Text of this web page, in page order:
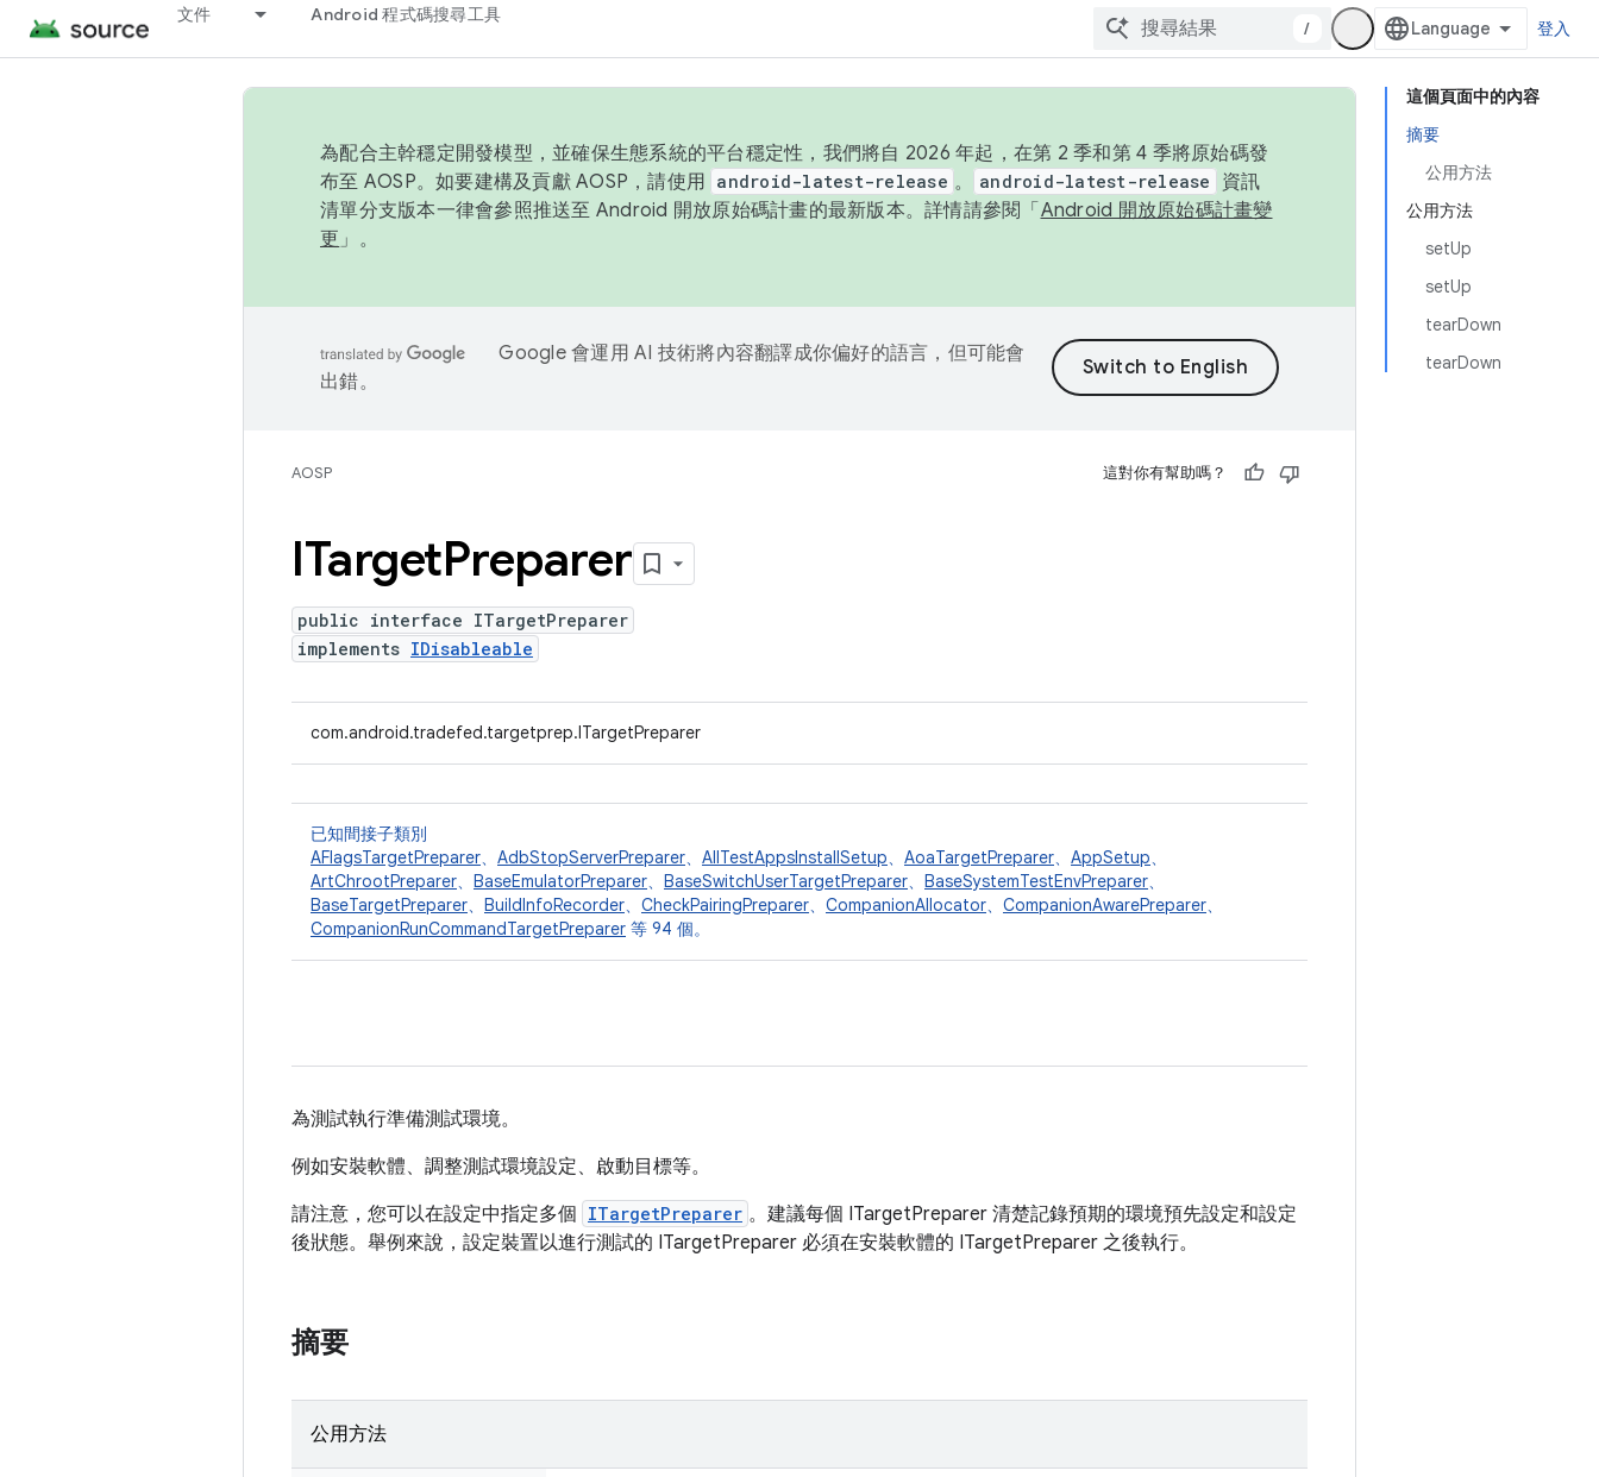
文件 Android 程式碼搜尋工具
/ 登入
這個頁面中的內容
摘要
公用方法
公用方法
setUp
setUp
tearDown
tearDown
為配合主幹穩定開發模型，並確保生態系統的平台穩定性，我們將自 2026 年起，在第 2 季和第 4 季將原始碼發
布至 AOSP。如要建構及貢獻 AOSP，請使用 android-latest-release 。 android-latest-release
資訊
清單分支版本一律會參照推送至 Android 開放原始碼計畫的最新版本。詳情請參閱「 Android 開放原始碼計畫變
更 」。
Google 會運用 AI 技術將內容翻譯成你偏好的語言，但可能會
出錯。
AOSP 這對你有幫助嗎？
ITargetPreparer
public interface ITargetPreparer
implements IDisableable
com.android.tradefed.targetprep.ITargetPreparer
已知間接子類別
AFlagsTargetPreparer、 AdbStopServerPreparer、 AllTestAppsInstallSetup、 AoaTargetPreparer、 AppSetup、
ArtChrootPreparer、 BaseEmulatorPreparer、 BaseSwitchUserTargetPreparer、 BaseSystemTestEnvPreparer、
BaseTargetPreparer、 BuildInfoRecorder、 CheckPairingPreparer、 CompanionAllocator、 CompanionAwarePreparer、
CompanionRunCommandTargetPreparer 等 94 個。
為測試執行準備測試環境。
例如安裝軟體、調整測試環境設定、啟動目標等。
請注意，您可以在設定中指定多個 ITargetPreparer 。建議每個 ITargetPreparer 清楚記錄預期的環境預先設定和設定
後狀態。舉例來說，設定裝置以進行測試的 ITargetPreparer 必須在安裝軟體的 ITargetPreparer 之後執行。
摘要
公用方法